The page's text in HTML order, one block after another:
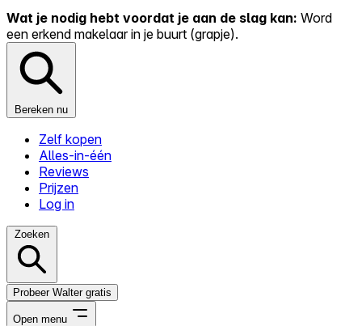
Wat je nodig hebt voordat je aan de slag kan: Word
een erkend makelaar in je buurt (grapje).
Bereken nu
Zelf kopen
Alles-in-één
Reviews
Prijzen
Log in
Zoeken
Probeer Walter gratis
Open menu